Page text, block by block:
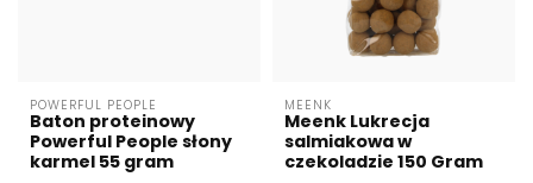
POWERFUL PEOPLE
Baton proteinowy
Powerful People słony
karmel 55 gram
MEENK
Meenk Lukrecja
salmiakowa w
czekoladzie 150 Gram